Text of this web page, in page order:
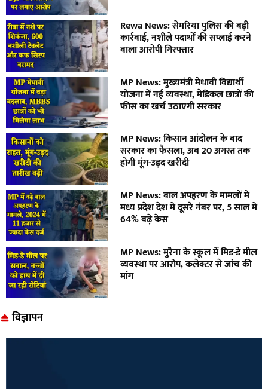
Rewa News: सेमरिया पुलिस की बड़ी
कार्रवाई, नशीले पदार्थों की सप्लाई करने
वाला आरोपी गिरफ्तार
MP News: मुख्यमंत्री मेधावी विद्यार्थी
योजना में नई व्यवस्था, मेडिकल छात्रों की
फीस का खर्च उठाएगी सरकार
MP News: किसान आंदोलन के बाद
सरकार का फैसला, अब 20 अगस्त तक
होगी मूंग-उड़द खरीदी
MP News: बाल अपहरण के मामलों में
मध्य प्रदेश देश में दूसरे नंबर पर, 5 साल में
64% बढ़े केस
MP News: मुरैना के स्कूल में मिड-डे मील
व्यवस्था पर आरोप, कलेक्टर से जांच की
मांग
विज्ञापन